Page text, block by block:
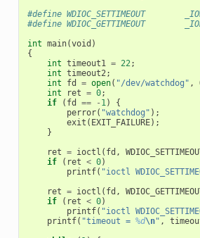
#define WDIOC_SETTIMEOUT
#define WDIOC_GETTIMEOUT
int main(void )
{
int timeout1 = 22 ;
int timeout2 ;
int
fd = open( "/dev/watchdog" ,
int
ret = 0;
if
( fd == - 1 )
{
perror( "watchdog" );
exit ( EXIT_FAILURE);
}
ret = ioctl ( fd ,
if
( ret < 0)
printf( "ioctl
ret = ioctl ( fd ,
if
( ret < 0)
printf( "ioctl
printf( "timeout = %d\n" ,